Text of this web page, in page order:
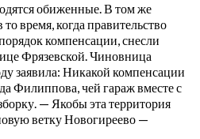
обиженные. В том же
время, когда правительство
компенсации, снесли
Фрязевской. Чиновница
заявила: Никакой компенсации
Филиппова, чей гараж вместе с
— Якобы эта территория
ветку Новогиреево —